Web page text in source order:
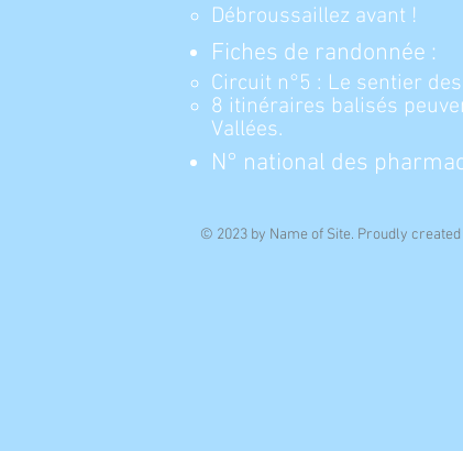
Débroussaillez avant !
Fiches de randonnée :​
Circuit n°5 : Le sentier
8 itinéraires balisés
Vallées.
N° national des
© 2023 by Name of Site. Proudly